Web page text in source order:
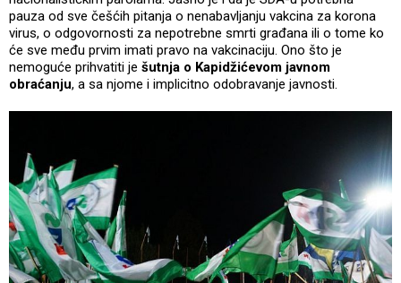
pauza od sve češćih pitanja o nenabavljanju vakcina za korona
virus, o odgovornosti za nepotrebne smrti građana ili o tome ko
će sve među prvim imati pravo na vakcinaciju. Ono što je
nemoguće prihvatiti je šutnja o Kapidžićevom javnom
obraćanju, a sa njome i implicitno odobravanje javnosti.